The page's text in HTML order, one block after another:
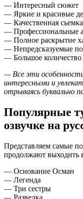
— Интересный сюжет
— Яркие и красивые
— Качественная сьемка
— Профессиональные
— Полное раскрытие
— Непредсказуемые
— Большое количество
— Все эти
интересными и
отрываясь буквально
Популярные
озвучке на
Представляем самые
продолжают выходить
— Основание Осман
— Легенда
— Три сестры
— Разведка